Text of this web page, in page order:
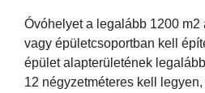
Óvóhelyet a legalább 1200
vagy épületcsoportban kell
épület alapterületének
12 négyzetméteres kell